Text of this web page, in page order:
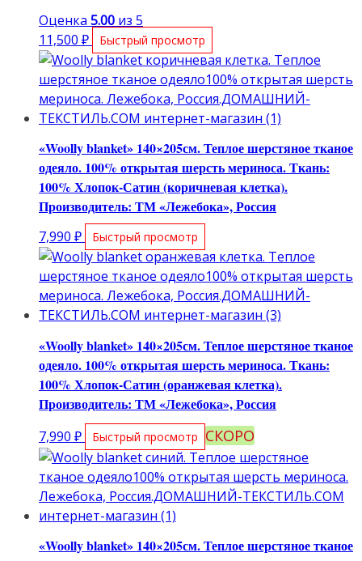
Оценка 5.00 из 5
11,500 ₽ Быстрый просмотр
«Woolly blanket» 140×205см. Теплое шерстяное тканое
одеяло. 100% открытая шерсть мериноса. Ткань:
100% Хлопок-Сатин (коричневая клетка).
Производитель: ТМ «Лежебока», Россия
7,990 ₽ Быстрый просмотр
«Woolly blanket» 140×205см. Теплое шерстяное тканое
одеяло. 100% открытая шерсть мериноса. Ткань:
100% Хлопок-Сатин (оранжевая клетка).
Производитель: ТМ «Лежебока», Россия
7,990 ₽ Быстрый просмотр СКОРО
«Woolly blanket» 140×205см. Теплое шерстяное тканое